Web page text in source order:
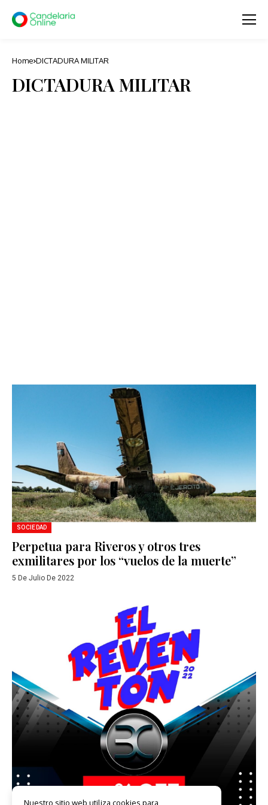
Home DICTADURA MILITAR
DICTADURA MILITAR
SOCIEDAD
Perpetua para Riveros y otros tres
exmilitares por los “vuelos de la muerte”
5 De Julio De 2022
Nuestro sitio web utiliza cookies para